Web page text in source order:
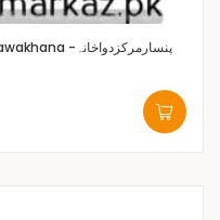
Pansar Markaz Dawakhana -پنسارمرکزدواخانہ